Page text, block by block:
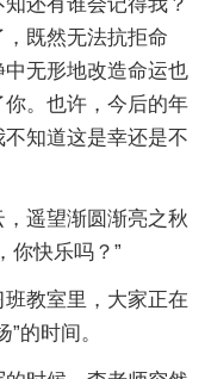
既然无法抗拒命
无形地改造命运也
。也许，今后的年
知道这是幸还是不
遥望渐圆渐亮之秋
你快乐吗？”
教室里，大家正在
的时间。